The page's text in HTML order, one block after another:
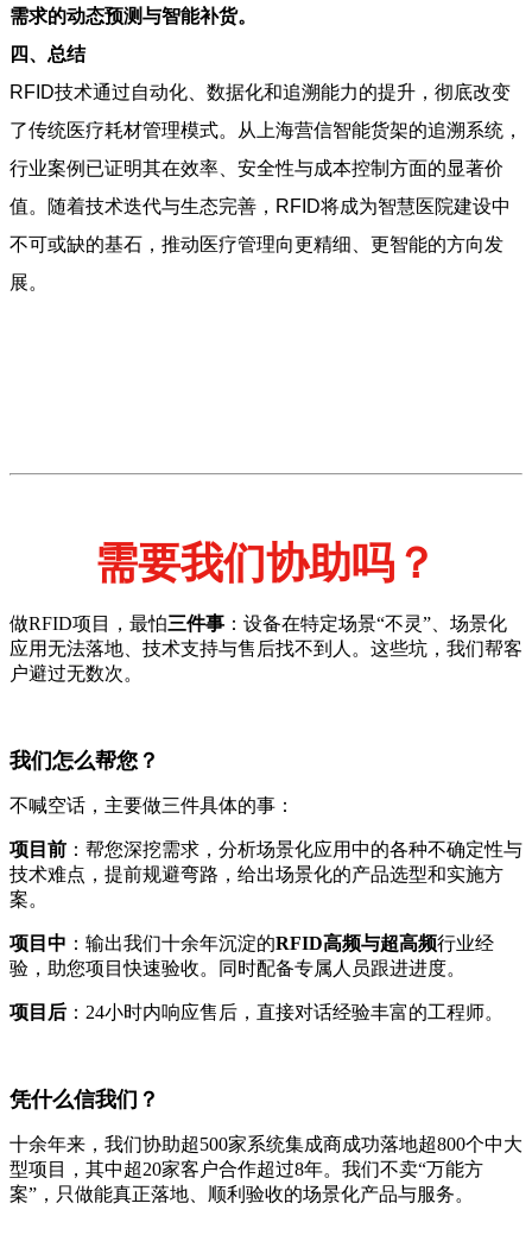
需求的动态预测与智能补货。
四、总结
RFID技术通过自动化、数据化和追溯能力的提升，彻底改变
了传统医疗耗材管理模式。从上海营信智能货架的追溯系统，
行业案例已证明其在效率、安全性与成本控制方面的显著价
值。随着技术迭代与生态完善，RFID将成为智慧医院建设中
不可或缺的基石，推动医疗管理向更精细、更智能的方向发
展。
需要我们协助吗？
做RFID项目，最怕三件事 ：设备在特定场景“不灵”、场景化
应用无法落地、技术支持与售后找不到人。这些坑，我们帮客
户避过无数次。
我们怎么帮您？
不喊空话，主要做三件具体的事：
项目前 ：帮您深挖需求，分析场景化应用中的各种不确定性与
技术难点，提前规避弯路，给出场景化的产品选型和实施方
案。
项目中 ：输出我们十余年沉淀的RFID高频与超高频行业经
验，助您项目快速验收。同时配备专属人员跟进进度。
项目后 ：24小时内响应售后，直接对话经验丰富的工程师。
凭什么信我们？
十余年来，我们协助超500家系统集成商成功落地超800个中大
型项目，其中超20家客户合作超过8年。我们不卖“万能方
案”，只做能真正落地、顺利验收的场景化产品与服务。